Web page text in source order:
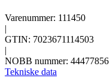
Varenummer: 111450
|
GTIN: 7023671114503
|
NOBB nummer: 44477856
Tekniske data